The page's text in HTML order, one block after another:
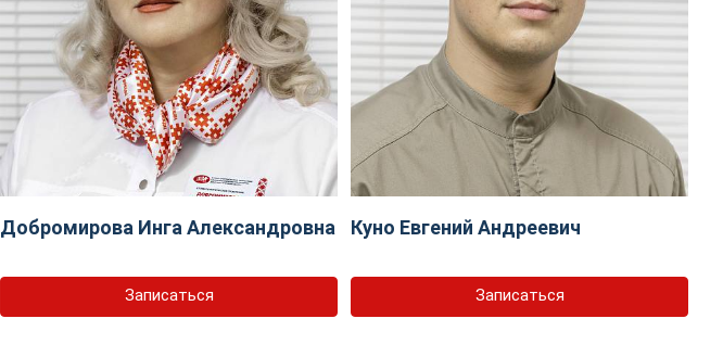
Добромирова Инга Александровна
Записаться
Куно Евгений Андреевич
Записаться